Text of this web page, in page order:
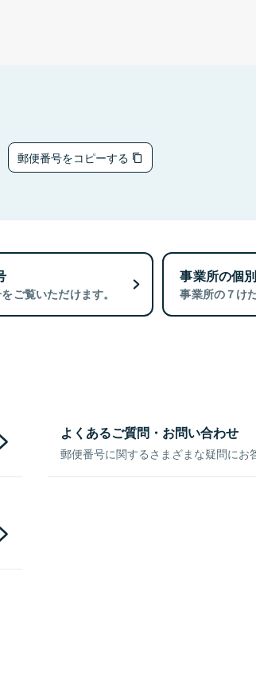
郵便番号をコピーする
ご覧いただけます。
事業所の個
事業所の７け
よくあるご質問・お問い合わせ
郵便番号に関するさまざまな疑問にお